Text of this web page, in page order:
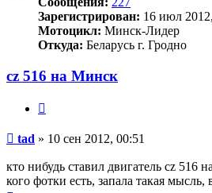
Зарегистрирован: 16 июл
Мотоцикл: Минск-Лидер
Откуда: Беларусь г. Гродно
cz 516 на Минск
Сообщение
tad » 10 сен 2012, 00:51
кто нибудь ставил двигатель cz
кого фотки есть, запала такая